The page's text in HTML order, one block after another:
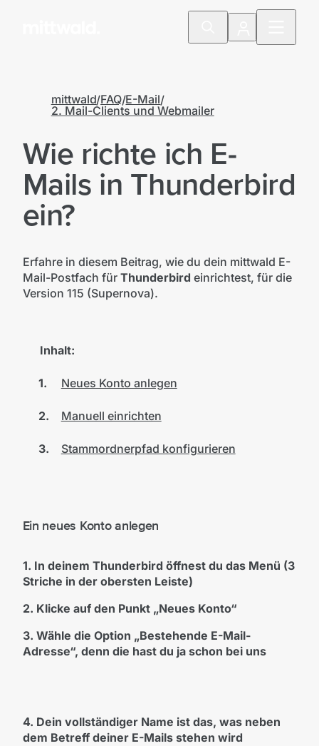
mittwald FAQ E-Mail
2. Mail-Clients und Webmailer
Wie richte ich E-
Mails in Thunderbird
ein?
Erfahre in diesem Beitrag, wie du dein mittwald E-
Mail-Postfach für Thunderbird einrichtest, für die
Version 115 (Supernova).
Inhalt:
Neues Konto anlegen
Manuell einrichten
Stammordnerpfad konfigurieren
Ein neues Konto anlegen
1. In deinem Thunderbird öffnest du das Menü (3
Striche in der obersten Leiste)
2. Klicke auf den Punkt „Neues Konto“
3. Wähle die Option „Bestehende E-Mail-
Adresse“, denn die hast du ja schon bei uns
4. Dein vollständiger Name ist das, was neben
dem Betreff deiner E-Mails stehen wird